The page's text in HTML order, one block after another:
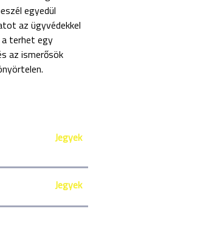
egyedül
az ügyvédekkel
a terhet egy
az ismerősök
Jegyek
Jegyek